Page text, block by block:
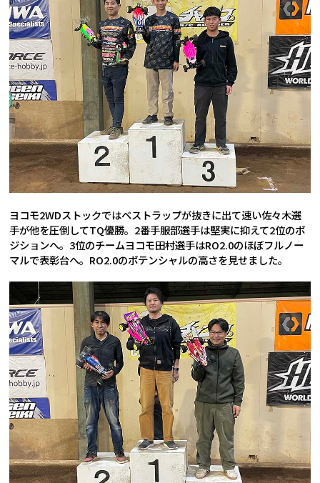
ヨコモ2WDストックではベストラップが抜きに出て速い佐々木選
手が他を圧倒してTQ優勝。2番手服部選手は堅実に抑えて2位のポ
ジションへ。3位のチームヨコモ田村選手はRO2.0のほぼフルノー
マルで表彰台へ。RO2.0のポテンシャルの高さを見せました。